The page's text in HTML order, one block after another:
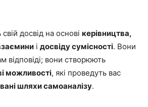
досвід на основі керівництва,
і досвіду сумісності. Вони
відповіді; вони створюють
можливості, які проведуть вас
шляхи самоаналізу.